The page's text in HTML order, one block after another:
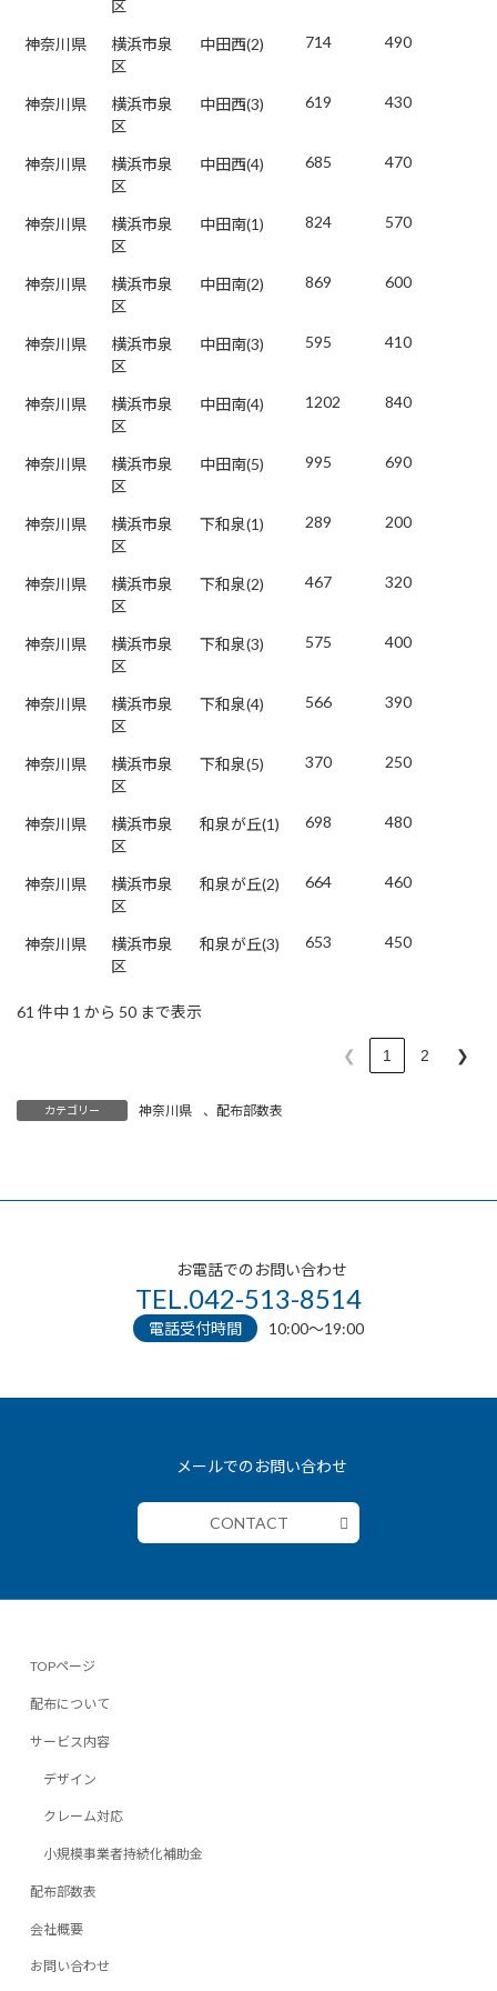
区
神奈川県
横浜市泉
区
中田西(2) 714 490
神奈川県
横浜市泉
区
中田西(3) 619 430
神奈川県
横浜市泉
区
中田西(4) 685 470
神奈川県
横浜市泉
区
中田南(1) 824 570
神奈川県
横浜市泉
区
中田南(2) 869 600
神奈川県
横浜市泉
区
中田南(3) 595 410
神奈川県
横浜市泉
区
中田南(4) 1202 840
神奈川県
横浜市泉
区
中田南(5) 995 690
神奈川県
横浜市泉
区
下和泉(1) 289 200
神奈川県
横浜市泉
区
下和泉(2) 467 320
神奈川県
横浜市泉
区
下和泉(3) 575 400
神奈川県
横浜市泉
区
下和泉(4) 566 390
神奈川県
横浜市泉
区
下和泉(5) 370 250
神奈川県
横浜市泉
区
和泉が丘(1) 698 480
神奈川県
横浜市泉
区
和泉が丘(2) 664 460
神奈川県
横浜市泉
区
和泉が丘(3) 653 450
61 件中 1 から 50 まで表示
❮ 1 2 ❯
カテゴリー 神奈川県 、 配布部数表
お電話でのお問い合わせ
TEL.042-513-8514
電話受付時間 10:00〜19:00
メールでのお問い合わせ
CONTACT
TOPページ
配布について
サービス内容
デザイン
クレーム対応
小規模事業者持続化補助金
配布部数表
会社概要
お問い合わせ